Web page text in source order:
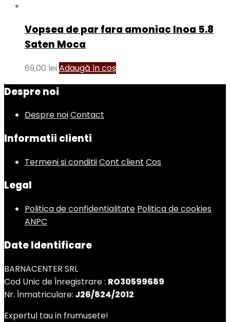
Vopsea de par fara amoniac Inoa 5.8
Saten Moca
69,00 lei Adaugă în coș
Despre noi
Despre noiContact
Informatii clienti
Termeni si conditiiCont client Cos
Legal
Politica de confidentialitate Politica de cookies
ANPC
Date Identificare
BARNACENTER SRL
Cod Unic de Înregistrare : RO30599689
Nr. Înmatriculare: J26/824/2012
Expertul tau in frumusete!